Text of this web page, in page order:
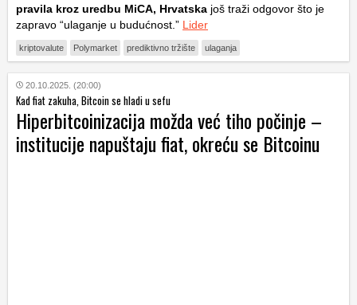
pravila kroz uredbu MiCA, Hrvatska još traži odgovor što je
zapravo “ulaganje u budućnost.” Lider
kriptovalute Polymarket prediktivno tržište ulaganja
20.10.2025. (20:00)
Kad fiat zakuha, Bitcoin se hladi u sefu
Hiperbitcoinizacija možda već tiho počinje –
institucije napuštaju fiat, okreću se Bitcoinu